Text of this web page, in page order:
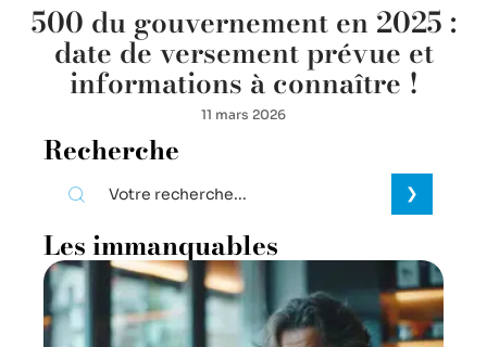
500 du gouvernement en 2025 :
date de versement prévue et
informations à connaître !
11 mars 2026
Recherche
Les immanquables